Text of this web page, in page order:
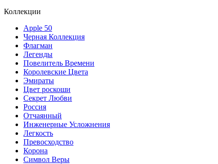
Коллекции
Apple 50
Черная Коллекция
Флагман
Легенды
Повелитель Времени
Королевские Цвета
Эмираты
Цвет роскоши
Секрет Любви
Россия
Отчаянный
Инженерные Усложнения
Легкость
Превосходство
Корона
Символ Веры